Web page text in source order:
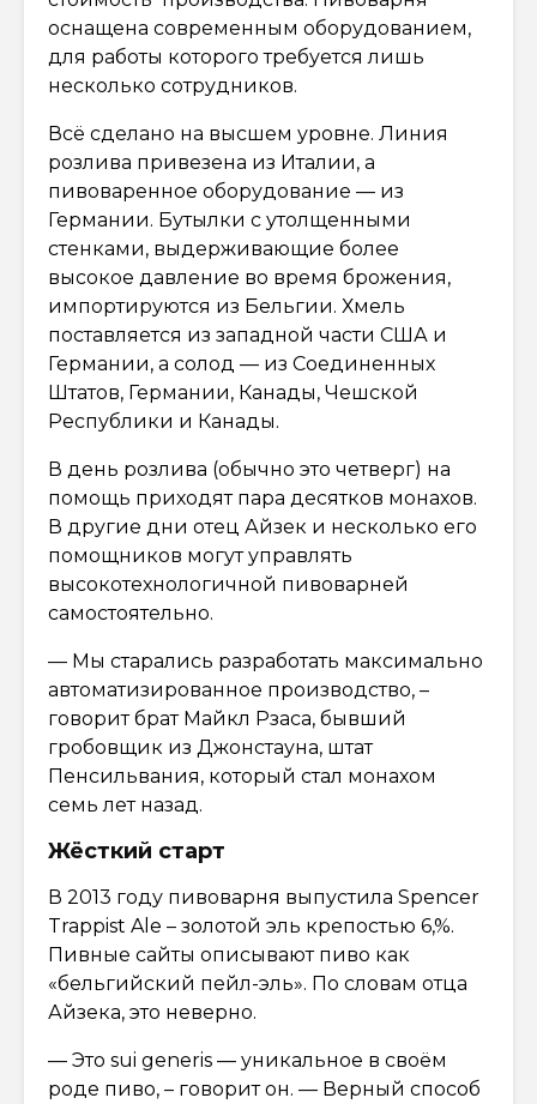
оснащена современным оборудованием,
для работы которого требуется лишь
несколько сотрудников.
Всё сделано на высшем уровне. Линия
розлива привезена из Италии, а
пивоваренное оборудование — из
Германии. Бутылки с утолщенными
стенками, выдерживающие более
высокое давление во время брожения,
импортируются из Бельгии. Хмель
поставляется из западной части США и
Германии, а солод — из Соединенных
Штатов, Германии, Канады, Чешской
Республики и Канады.
В день розлива (обычно это четверг) на
помощь приходят пара десятков монахов.
В другие дни отец Айзек и несколько его
помощников могут управлять
высокотехнологичной пивоварней
самостоятельно.
— Мы старались разработать максимально
автоматизированное производство, –
говорит брат Майкл Рзаса, бывший
гробовщик из Джонстауна, штат
Пенсильвания, который стал монахом
семь лет назад.
Жёсткий старт
В 2013 году пивоварня выпустила Spencer
Trappist Ale – золотой эль крепостью 6,%.
Пивные сайты описывают пиво как
«бельгийский пейл-эль». По словам отца
Айзека, это неверно.
— Это sui generis — уникальное в своём
роде пиво, – говорит он. — Верный способ